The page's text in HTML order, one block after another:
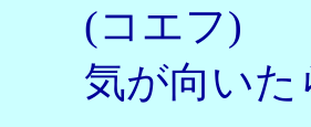
エフ)
が向いたら